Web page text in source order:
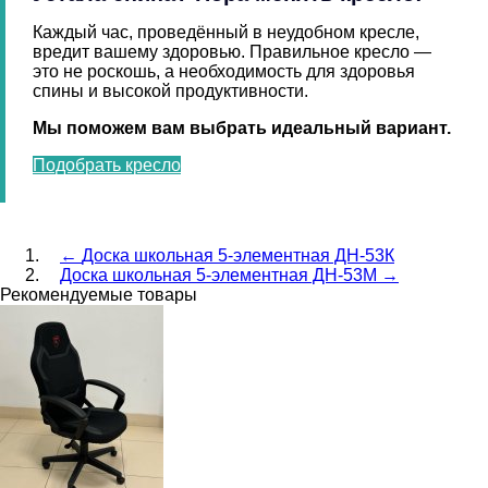
Каждый час, проведённый в неудобном кресле,
вредит вашему здоровью. Правильное кресло —
это не роскошь, а необходимость для здоровья
спины и высокой продуктивности.
Мы поможем вам выбрать идеальный вариант.
Подобрать кресло
← Доска школьная 5-элементная ДН-53К
Доска школьная 5-элементная ДН-53М →
Рекомендуемые товары